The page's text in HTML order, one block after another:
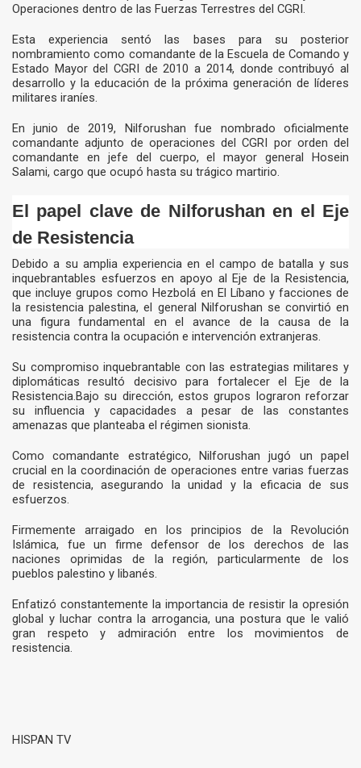
Operaciones dentro de las Fuerzas Terrestres del CGRI.
Esta experiencia sentó las bases para su posterior
nombramiento como comandante de la Escuela de Comando y
Estado Mayor del CGRI de 2010 a 2014, donde contribuyó al
desarrollo y la educación de la próxima generación de líderes
militares iraníes.
En junio de 2019, Nilforushan fue nombrado oficialmente
comandante adjunto de operaciones del CGRI por orden del
comandante en jefe del cuerpo, el mayor general Hosein
Salami, cargo que ocupó hasta su trágico martirio.
El papel clave de Nilforushan en el Eje
de Resistencia
Debido a su amplia experiencia en el campo de batalla y sus
inquebrantables esfuerzos en apoyo al Eje de la Resistencia,
que incluye grupos como Hezbolá en El Líbano y facciones de
la resistencia palestina, el general Nilforushan se convirtió en
una figura fundamental en el avance de la causa de la
resistencia contra la ocupación e intervención extranjeras.
Su compromiso inquebrantable con las estrategias militares y
diplomáticas resultó decisivo para fortalecer el Eje de la
Resistencia.Bajo su dirección, estos grupos lograron reforzar
su influencia y capacidades a pesar de las constantes
amenazas que planteaba el régimen sionista.
Como comandante estratégico, Nilforushan jugó un papel
crucial en la coordinación de operaciones entre varias fuerzas
de resistencia, asegurando la unidad y la eficacia de sus
esfuerzos.
Firmemente arraigado en los principios de la Revolución
Islámica, fue un firme defensor de los derechos de las
naciones oprimidas de la región, particularmente de los
pueblos palestino y libanés.
Enfatizó constantemente la importancia de resistir la opresión
global y luchar contra la arrogancia, una postura que le valió
gran respeto y admiración entre los movimientos de
resistencia.
HISPAN TV